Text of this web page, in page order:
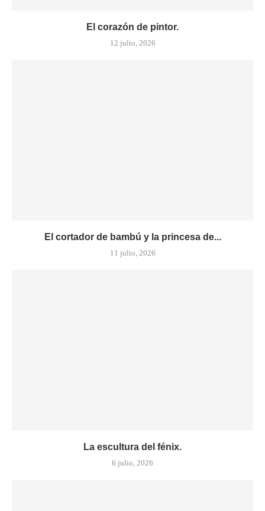
El corazón de pintor.
12 julio, 2026
El cortador de bambú y la princesa de...
11 julio, 2026
La escultura del fénix.
6 julio, 2026